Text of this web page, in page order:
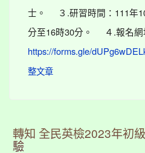
士。 ３.研習時間：111年
分至16時30分。 ４.報名網
https://forms.gle/
整文章
轉知 全民英檢2023年初
驗